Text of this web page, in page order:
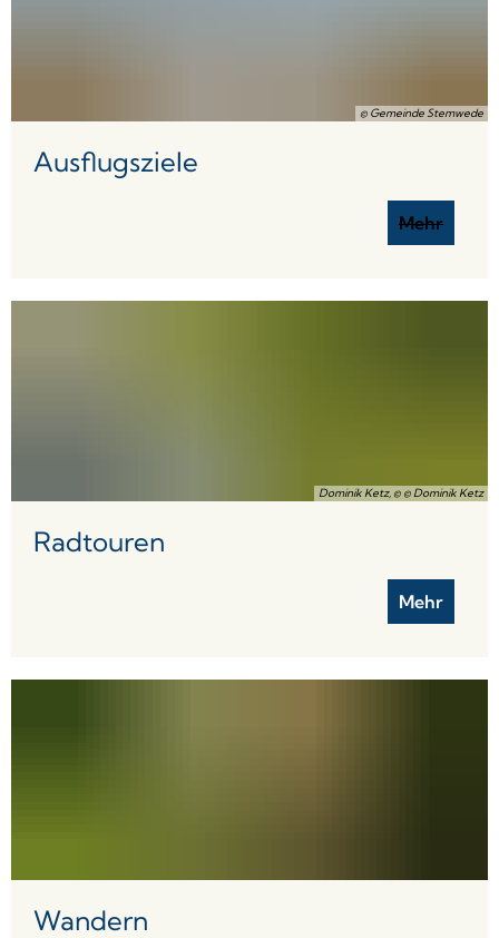
© Gemeinde Stemwede
Ausflugsziele
Mehr
Dominik Ketz, © © Dominik Ketz
Radtouren
Mehr
Wandern